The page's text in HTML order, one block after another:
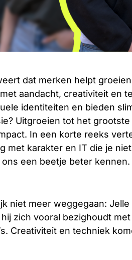
dat merken helpt
aandacht, creativiteit en
identiteiten en bieden
Uitgroeien tot het
In een korte reeks
met karakter en IT die je
een beetje beter kennen.
niet meer weggegaan:
zich vooral bezighoudt
Creativiteit en techniek